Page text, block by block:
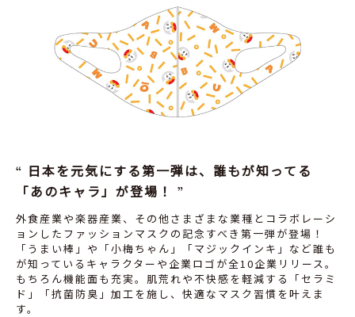
日本を元気にする第一弾は、誰もが知ってる
「あのキャラ」が登場！
外食産業や楽器産業、その他さまざまな業種とコラボレーシ
ョンしたファッションマスクの記念すべき第一弾が登場！
「うまい棒」や「小梅ちゃん」「マジックインキ」など誰も
が知っているキャラクターや企業ロゴが全10企業リリース。
もちろん機能面も充実。肌荒れや不快感を軽減する「セラミ
ド」「抗菌防臭」加工を施し、快適なマスク習慣を叶えま
す。